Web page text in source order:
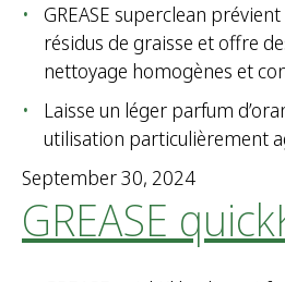
GREASE superclean
résidus de graisse et offre
nettoyage homogènes et
Laisse un léger parfum
utilisation particulièrement
September 30, 2024
GREASE